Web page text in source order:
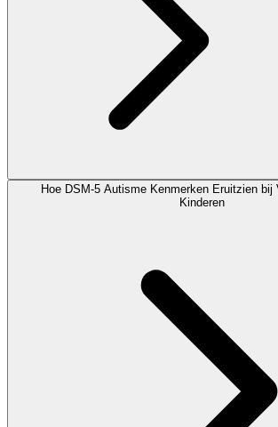
Hoe DSM-5 Autisme Kenmerken Eruitzien bij
Kinderen